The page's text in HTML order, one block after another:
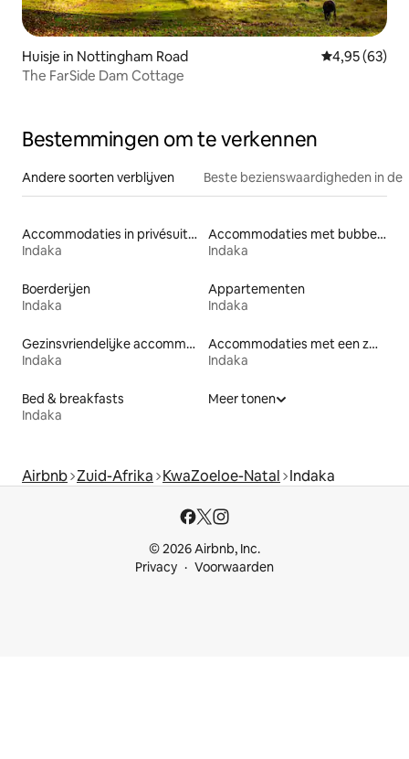
Huisje in Nottingham Road Gemiddelde
4,95 (63)
The FarSide Dam Cottage
Bestemmingen om te verkennen
Andere soorten verblijven Beste bezienswaardigheden in de
Accommodaties in privésuites
Indaka
Accommodaties met bubbelbad
Indaka
Boerderijen
Indaka
Appartementen
Indaka
Gezinsvriendelijke accommodaties
Indaka
Accommodaties met een zwembad
Indaka
Bed & breakfasts
Indaka
Meer tonen
Airbnb Zuid-Afrika KwaZoeloe-Natal Indaka
© 2026 Airbnb, Inc.
Privacy
Voorwaarden